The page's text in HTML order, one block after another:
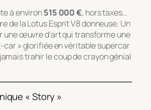
à environ515 000 €, hors taxes…
de la Lotus Esprit V8 donneuse. Un
une œuvre d’art qui transforme une
car » glorifiée en véritable supercar
trahir le coup de crayon génial
« Story »